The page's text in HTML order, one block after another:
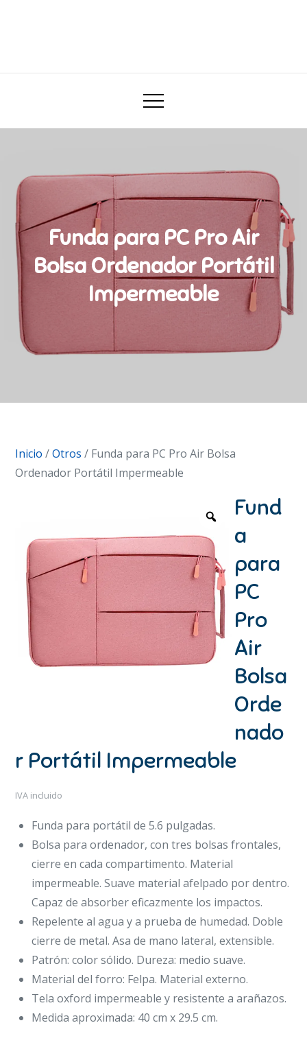
Funda para PC Pro Air
Bolsa Ordenador Portátil
Impermeable
Inicio /Otros / Funda para PC Pro Air Bolsa
Ordenador Portátil Impermeable
Fund
a
para
PC
Pro
Air
Bolsa
Orde
nado
r Portátil Impermeable
IVA incluido
Funda para portátil de 5.6 pulgadas.
Bolsa para ordenador, con tres bolsas frontales,
cierre en cada compartimento. Material
impermeable. Suave material afelpado por dentro.
Capaz de absorber eficazmente los impactos.
Repelente al agua y a prueba de humedad. Doble
cierre de metal. Asa de mano lateral, extensible.
Patrón: color sólido. Dureza: medio suave.
Material del forro: Felpa. Material externo.
Tela oxford impermeable y resistente a arañazos.
Medida aproximada: 40 cm x 29.5 cm.